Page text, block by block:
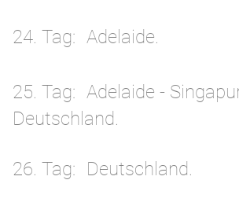
24. Tag Adelaide.
25. Tag
Adelaide -
Deutschland.
26. Tag Deutschland.